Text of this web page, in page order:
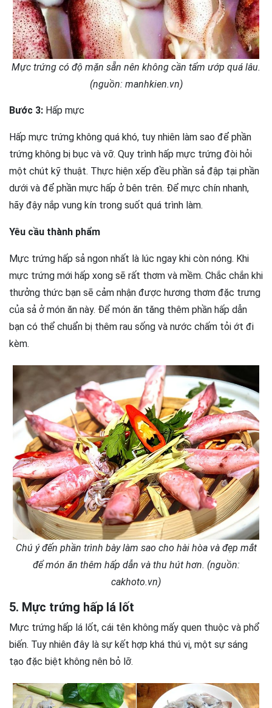
Mực trứng có độ mặn sẵn nên không cần tẩm ướp quá lâu.
(nguồn: manhkien.vn)
Bước 3: Hấp mực
Hấp mực trứng không quá khó, tuy nhiên làm sao để phần
trứng không bị bục và vỡ. Quy trình hấp mực trứng đòi hỏi
một chút kỹ thuật. Thực hiện xếp đều phần sả đập tại phần
dưới và để phần mực hấp ở bên trên. Để mực chín nhanh,
hãy đậy nắp vung kín trong suốt quá trình làm.
Yêu cầu thành phẩm
Mực trứng hấp sả ngon nhất là lúc ngay khi còn nóng. Khi
mực trứng mới hấp xong sẽ rất thơm và mềm. Chắc chắn khi
thưởng thức bạn sẽ cảm nhận được hương thơm đặc trưng
của sả ở món ăn này. Để món ăn tăng thêm phần hấp dẫn
bạn có thể chuẩn bị thêm rau sống và nước chấm tỏi ớt đi
kèm.
Chú ý đến phần trình bày làm sao cho hài hòa và đẹp mắt
để món ăn thêm hấp dẫn và thu hút hơn. (nguồn:
cakhoto.vn)
5. Mực trứng hấp lá lốt
Mực trứng hấp lá lốt, cái tên không mấy quen thuộc và phổ
biến. Tuy nhiên đây là sự kết hợp khá thú vị, một sự sáng
tạo đặc biệt không nên bỏ lỡ.